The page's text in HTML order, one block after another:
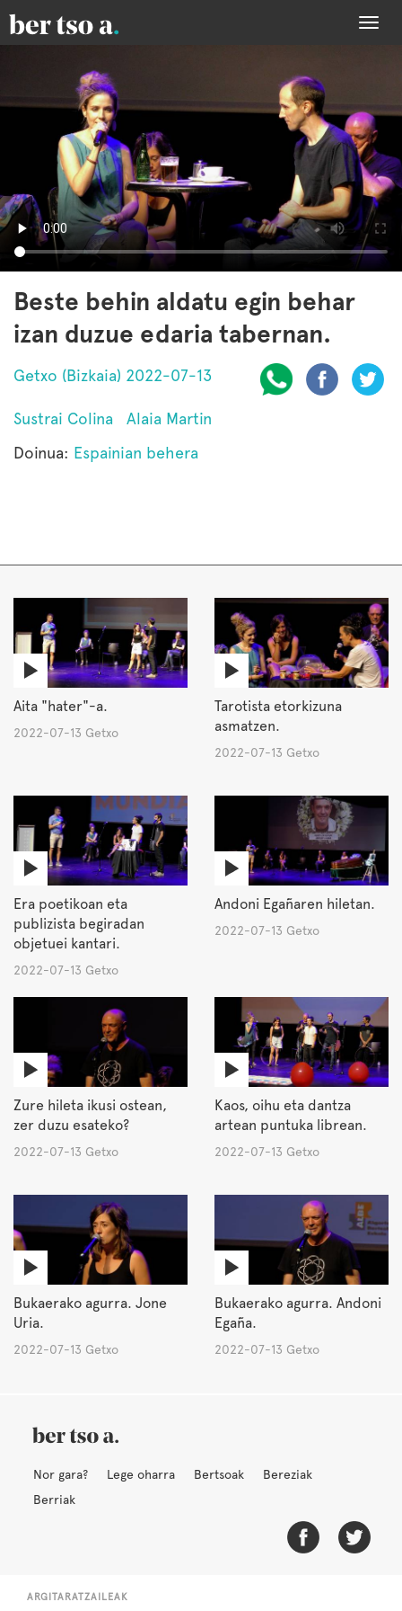
Beste behin aldatu egin behar
izan duzue edaria tabernan.
Getxo (Bizkaia) 2022-07-13
Sustrai Colina
Alaia Martin
Doinua: Espainian behera
Aita "hater"-a.
2022-07-13 Getxo
Tarotista etorkizuna
asmatzen.
2022-07-13 Getxo
Era poetikoan eta
publizista begiradan
objetuei kantari.
2022-07-13 Getxo
Andoni Egañaren hiletan.
2022-07-13 Getxo
Zure hileta ikusi ostean,
zer duzu esateko?
2022-07-13 Getxo
Kaos, oihu eta dantza
artean puntuka librean.
2022-07-13 Getxo
Bukaerako agurra. Jone
Uria.
2022-07-13 Getxo
Bukaerako agurra. Andoni
Egaña.
2022-07-13 Getxo
Nor gara? Lege oharra Bertsoak
Bereziak
Berriak
ARGITARATZAILEAK